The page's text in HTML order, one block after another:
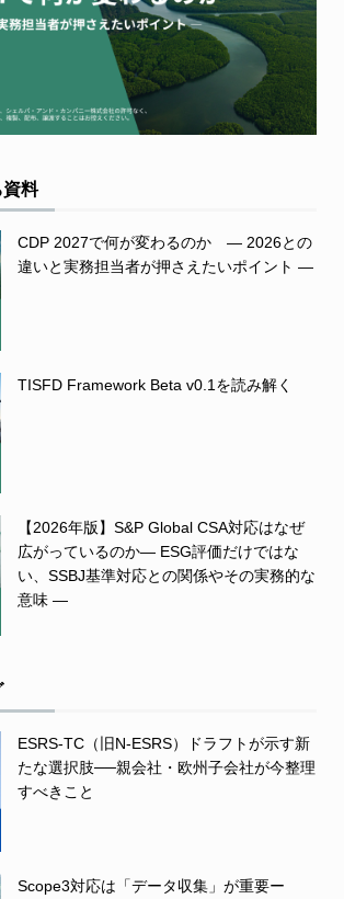
料
CDP 2027で何が変わるのか ― 2026との
違いと実務担当者が押さえたいポイント ―
TISFD Framework Beta v0.1を読み解く
【2026年版】S&P Global CSA対応はなぜ
広がっているのか― ESG評価だけではな
い、SSBJ基準対応との関係やその実務的な
意味 ―
ESRS-TC（旧N-ESRS）ドラフトが示す新
たな選択肢──親会社・欧州子会社が今整理
すべきこと
Scope3対応は「データ収集」が重要ー